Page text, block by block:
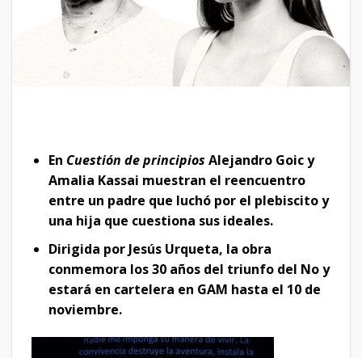
En Cuestión de principios Alejandro Goic y
Amalia Kassai muestran el reencuentro
entre un padre que luchó por el plebiscito y
una hija que cuestiona sus ideales.​
Dirigida por Jesús Urqueta, la obra
conmemora los 30 años del triunfo del No y
estará en cartelera en GAM hasta el 10 de
noviembre.